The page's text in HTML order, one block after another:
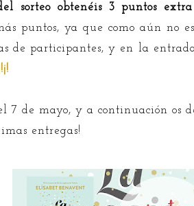
sorteo obtenéis 3 puntos
puntos, ya que como aún no
de participantes, y en la
¡!
de mayo, y a continuación os
entregas!